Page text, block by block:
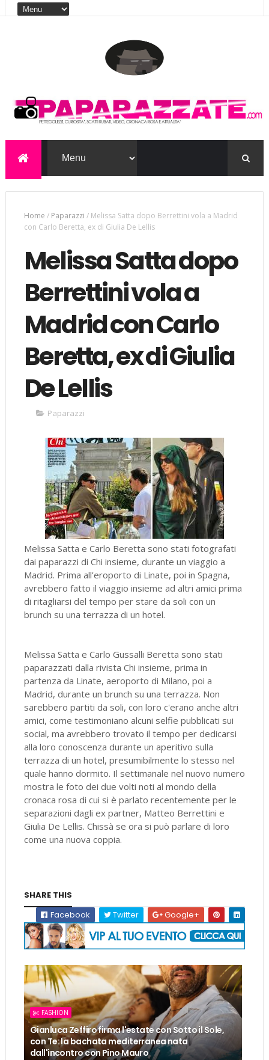
Home / Paparazzi / Melissa Satta dopo Berrettini vola a Madrid
con Carlo Beretta, ex di Giulia De Lellis
Melissa Satta dopo
Berrettini vola a
Madrid con Carlo
Beretta, ex di Giulia
De Lellis
Paparazzi
Melissa Satta e Carlo Beretta sono stati fotografati
dai paparazzi di Chi insieme, durante un viaggio a
Madrid. Prima all’eroporto di Linate, poi in Spagna,
avrebbero fatto il viaggio insieme ad altri amici prima
di ritagliarsi del tempo per stare da soli con un
brunch su una terrazza di un hotel.
Melissa Satta e Carlo Gussalli Beretta sono stati
paparazzati dalla rivista Chi insieme, prima in
partenza da Linate, aeroporto di Milano, poi a
Madrid, durante un brunch su una terrazza. Non
sarebbero partiti da soli, con loro c'erano anche altri
amici, come testimoniano alcuni selfie pubblicati sui
social, ma avrebbero trovato il tempo per dedicarsi
alla loro conoscenza durante un aperitivo sulla
terrazza di un hotel, presumibilmente lo stesso nel
quale hanno dormito. Il settimanale nel nuovo numero
mostra le foto dei due volti noti al mondo della
cronaca rosa di cui si è parlato recentemente per le
separazioni dagli ex partner, Matteo Berrettini e
Giulia De Lellis. Chissà se ora si può parlare di loro
come una nuova coppia.
SHARE THIS
Facebook
Twitter Google+
FASHION
Gianluca Zeffiro firma l'estate con Sotto il Sole,
con Te: la bachata mediterranea nata
dall'incontro con Pino Mauro